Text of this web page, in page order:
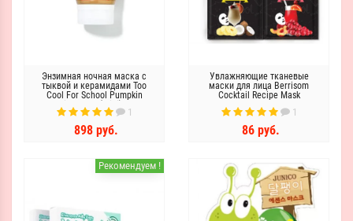
Энзимная ночная маска с
тыквой и керамидами Too
Cool For School Pumpkin
Sleeping Pack (mini), 30мл
1
898 руб.
Увлажняющие тканевые
маски для лица Berrisom
Cocktail Recipe Mask
1
86 руб.
Рекомендуем !